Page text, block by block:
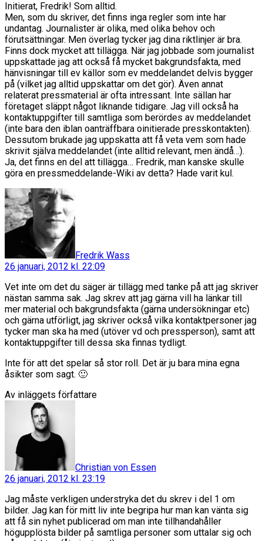
Initierat, Fredrik! Som alltid.
Men, som du skriver, det finns inga regler som inte har
undantag. Journalister är olika, med olika behov och
förutsättningar. Men överlag tycker jag dina riktlinjer är bra.
Finns dock mycket att tillägga. När jag jobbade som journalist
uppskattade jag att också få mycket bakgrundsfakta, med
hänvisningar till ev källor som ev meddelandet delvis bygger
på (vilket jag alltid uppskattar om det gör). Även annat
relaterat pressmaterial är ofta intressant. Inte sällan har
företaget släppt något liknande tidigare. Jag vill också ha
kontaktuppgifter till samtliga som berördes av meddelandet
(inte bara den iblan oanträffbara oinitierade presskontakten).
Dessutom brukade jag uppskatta att få veta vem som hade
skrivit själva meddelandet (inte alltid relevant, men ändå…).
Ja, det finns en del att tillägga… Fredrik, man kanske skulle
göra en pressmeddelande-Wiki av detta? Hade varit kul.
Fredrik Wass
26 januari, 2012 kl. 22:09
Vet inte om det du säger är tillägg med tanke på att jag skriver
nästan samma sak. Jag skrev att jag gärna vill ha länkar till
mer material och bakgrundsfakta (gärna undersökningar etc)
och gärna utförligt, jag skriver också vilka kontaktpersoner jag
tycker man ska ha med (utöver vd och pressperson), samt att
kontaktuppgifter till dessa ska finnas tydligt.
Inte för att det spelar så stor roll. Det är ju bara mina egna
åsikter som sagt. 🙂
Av inläggets författare
Christian von Essen
26 januari, 2012 kl. 23:19
Jag måste verkligen understryka det du skrev i del 1 om
bilder. Jag kan för mitt liv inte begripa hur man kan vänta sig
att få sin nyhet publicerad om man inte tillhandahåller
högupplösta bilder på samtliga personer som uttalar sig och